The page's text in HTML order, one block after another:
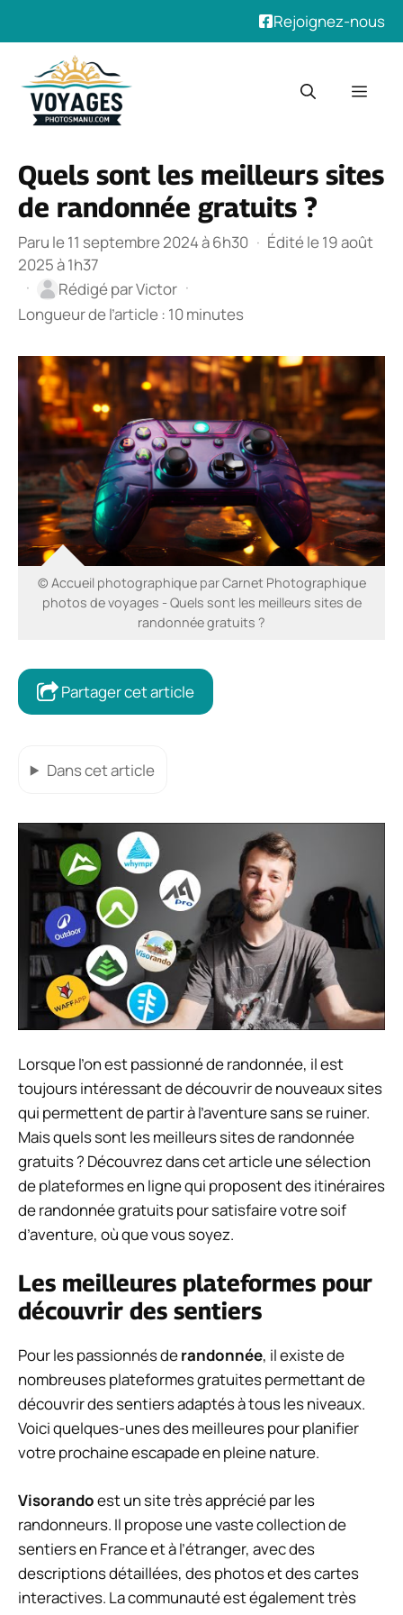
Rejoignez-nous
contenu
Quels sont les meilleurs sites
de randonnée gratuits ?
Paru le 11 septembre 2024 à 6h30 · Édité le 19 août
2025 à 1h37
·
Rédigé parVictor ·
Longueur de l’article : 10 minutes
© Accueil photographique par Carnet Photographique
photos de voyages - Quels sont les meilleurs sites de
randonnée gratuits ?
Partager cet article
Dans cet article
Lorsque l’on est passionné de randonnée, il est
toujours intéressant de découvrir de nouveaux sites
qui permettent de partir à l’aventure sans se ruiner.
Mais quels sont les meilleurs sites de randonnée
gratuits ? Découvrez dans cet article une sélection
de plateformes en ligne qui proposent des itinéraires
de randonnée gratuits pour satisfaire votre soif
d’aventure, où que vous soyez.
Les meilleures plateformes pour
découvrir des sentiers
Pour les passionnés derandonnée, il existe de
nombreuses plateformes gratuites permettant de
découvrir des sentiers adaptés à tous les niveaux.
Voici quelques-unes des meilleures pour planifier
votre prochaine escapade en pleine nature.
Visorandoest un site très apprécié par les
randonneurs. Il propose une vaste collection de
sentiers en France et à l’étranger, avec des
descriptions détaillées, des photos et des cartes
interactives. La communauté est également très